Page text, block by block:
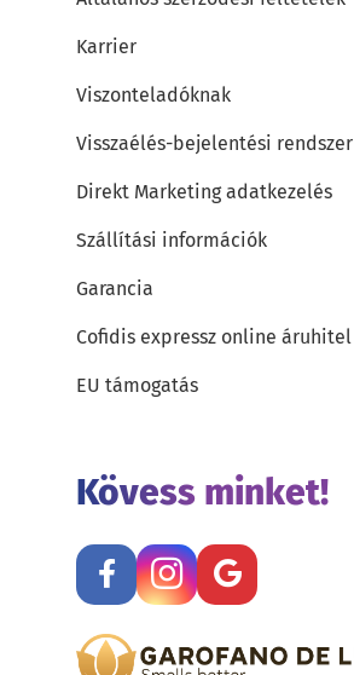
Karrier
Viszonteladóknak
Visszaélés-bejelentési rendszer
Direkt Marketing adatkezelés
Szállítási információk
Garancia
Cofidis expressz online áruhitel
EU támogatás
Kövess minket!